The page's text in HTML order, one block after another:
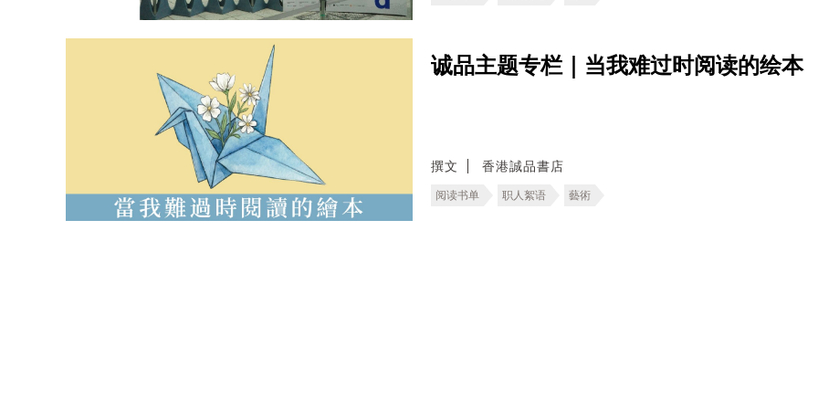
诚品主题专栏｜当我难过时阅读的绘本
撰文 香港誠品書店
阅读书单 职人絮语 藝術